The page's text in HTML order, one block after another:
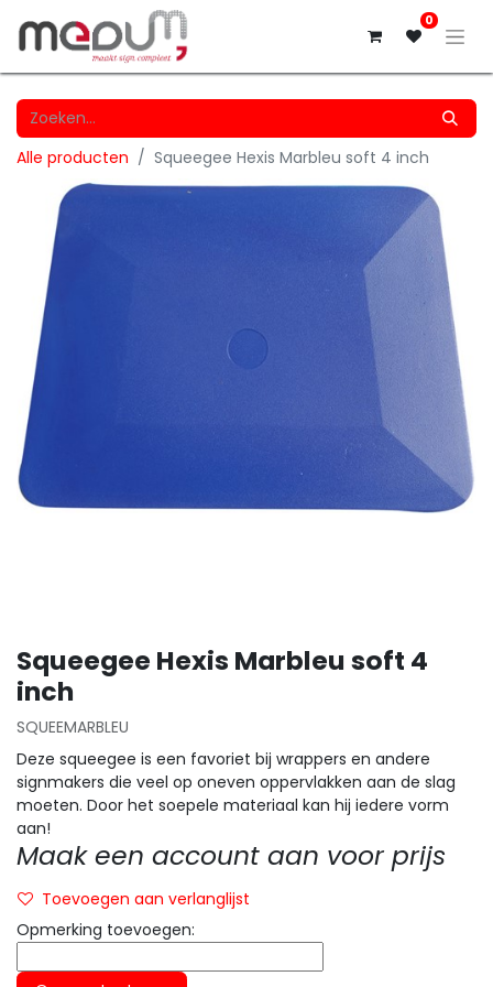
0
Alle producten Squeegee Hexis Marbleu soft 4 inch
Squeegee Hexis Marbleu soft 4
inch
SQUEEMARBLEU
Deze squeegee is een favoriet bij wrappers en andere
signmakers die veel op oneven oppervlakken aan de slag
moeten. Door het soepele materiaal kan hij iedere vorm
aan!
Maak een account aan voor prijs
Toevoegen aan verlanglijst
Opmerking toevoegen: